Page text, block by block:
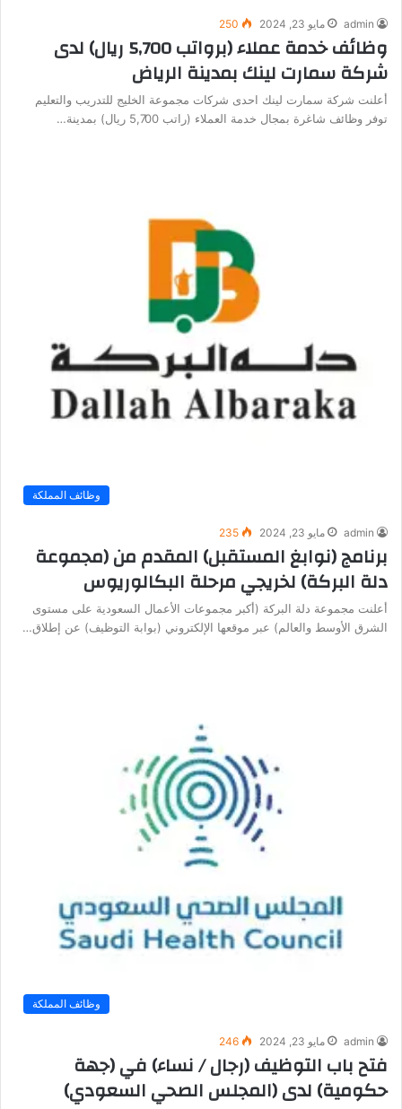
admin مايو 23, 2024 250
وظائف خدمة عملاء (برواتب 5,700 ريال) لدى
شركة سمارت لينك بمدينة الرياض
أعلنت شركة سمارت لينك احدى شركات مجموعة الخليج للتدريب والتعليم
توفر وظائف شاغرة بمجال خدمة العملاء (راتب 5,700 ريال) بمدينة…
وظائف المملكة
admin مايو 23, 2024 235
برنامج (نوابغ المستقبل) المقدم من (مجموعة
دلة البركة) لخريجي مرحلة البكالوريوس
أعلنت مجموعة دلة البركة (أكبر مجموعات الأعمال السعودية على مستوى
الشرق الأوسط والعالم) عبر موقعها الإلكتروني (بوابة التوظيف) عن إطلاق…
وظائف المملكة
admin مايو 23, 2024 246
فتح باب التوظيف (رجال / نساء) في (جهة
حكومية) لدى (المجلس الصحي السعودي)